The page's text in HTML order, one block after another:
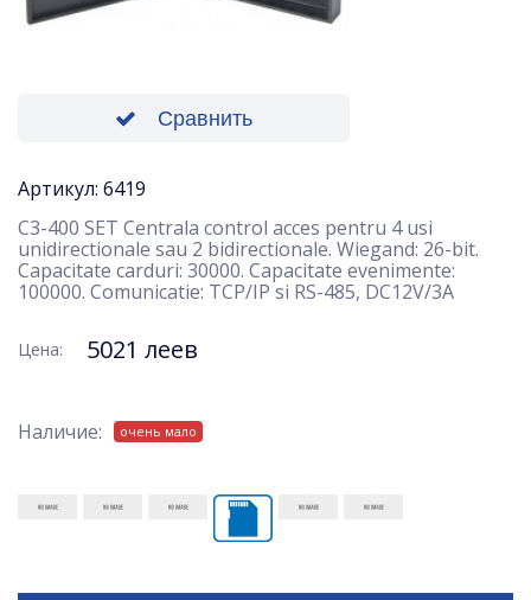
Сравнить
Артикул: 6419
C3-400 SET Centrala control acces pentru 4 usi
unidirectionale sau 2 bidirectionale. Wiegand: 26-bit.
Capacitate carduri: 30000. Capacitate evenimente:
100000. Comunicatie: TCP/IP si RS-485, DC12V/3A
Цена: 5021 леев
Наличие: очень мало